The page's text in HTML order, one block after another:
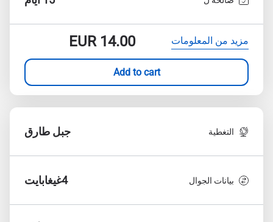
مزيد من المعلومات EUR14.00
Add to cart
التغطية جبل طارق
بيانات الجوال 4غيغابايت